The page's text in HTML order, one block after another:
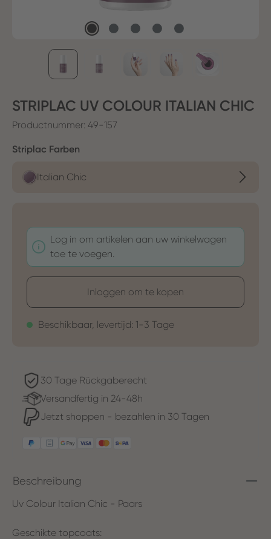
STRIPLAC UV COLOUR ITALIAN CHIC
Productnummer: 49-157
Selecteer
Striplac Farben
Italian Chic
Log in om artikelen aan uw winkelwagen
toe te voegen.
Inloggen om te kopen
Beschikbaar, levertijd: 1-3 Tage
30 Tage Rückgaberecht
Versandfertig in 24-48h
Jetzt shoppen - bezahlen in 30 Tagen
Beschreibung
Uv Colour Italian Chic - Paars
Geschikte topcoats: